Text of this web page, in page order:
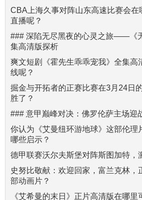
CBA上海久事对阵山东高速比赛会在
直播呢？
### 深陷无尽黑夜的心灵之旅——《
集高清版探析
爽文短剧《霍先生乖乖宠我》全集高
线呢？
掘金与开拓者的正赛比赛在3月24日
胜了？
### 意甲巅峰对决：佛罗伦萨主场迎
你认为《艾曼纽环游地球》这部伦理
哪些启示？
德甲联赛沃尔夫斯堡对阵斯图加特，
史努比敬献：欢迎回家，富兰克林，
部动画片？
《艾希曼的末日》正片高清版在哪里